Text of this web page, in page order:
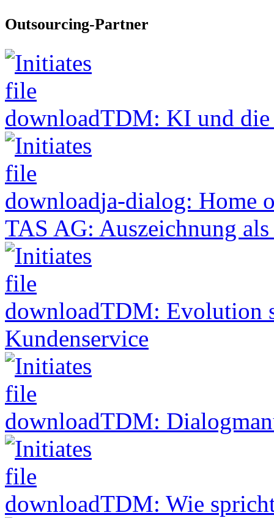
Outsourcing-Partner
TDM: KI und die
ja-dialog: Home
TAS AG: Auszeichnung
TDM: Evolution
Kundenservice
TDM:
TDM: Wie